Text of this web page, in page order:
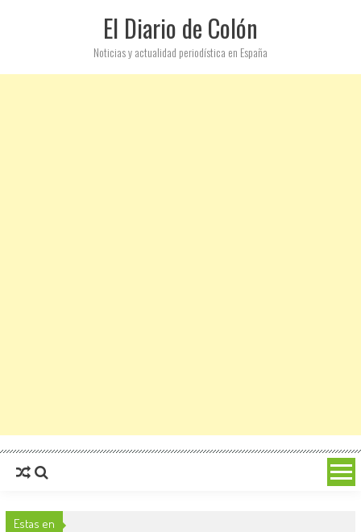
El Diario de Colón
Noticias y actualidad periodística en España
Estas en